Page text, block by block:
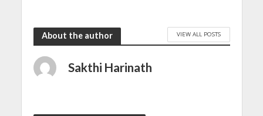
About the author VIEW ALL POSTS
Sakthi Harinath